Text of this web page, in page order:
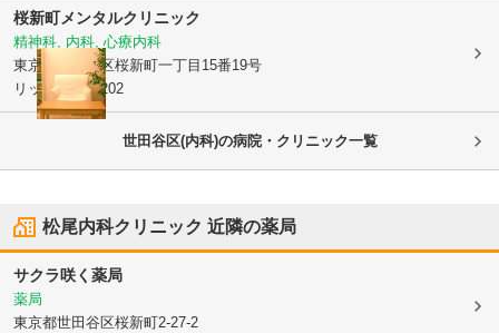
桜新町メンタルクリニック
精神科, 内科, 心療内科
東京都世田谷区桜新町一丁目15番19号
リッキービル202
世田谷区(内科)の病院・クリニック一覧
松尾内科クリニック 近隣の薬局
サクラ咲く薬局
薬局
東京都世田谷区桜新町2-27-2